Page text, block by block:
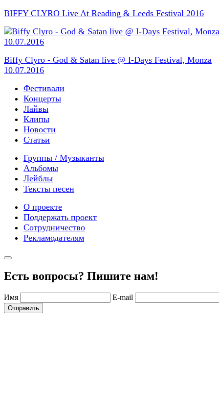
BIFFY CLYRO Live At Reading & Leeds Festival 2016
Biffy Clyro - God & Satan live @ I-Days Festival, Monza
10.07.2016
Фестивали
Концерты
Лайвы
Клипы
Новости
Статьи
Группы / Музыканты
Альбомы
Лейблы
Тексты песен
О проекте
Поддержать проект
Сотрудничество
Рекламодателям
Есть вопросы? Пишите нам!
Имя E-mail